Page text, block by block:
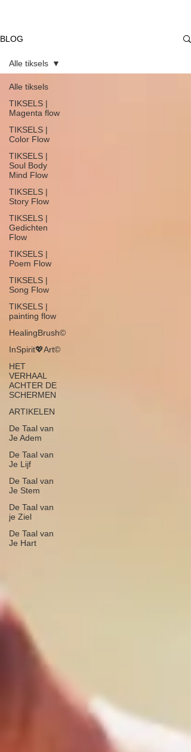
BLOG
Alle tiksels
TIKSELS |
Magenta flow
TIKSELS |
Color Flow
TIKSELS |
Soul Body
Mind Flow
TIKSELS |
Story Flow
TIKSELS |
Gedichten
Flow
TIKSELS |
Poem Flow
TIKSELS |
Song Flow
TIKSELS |
painting flow
HealingBrush©
InSpirit💖Art©
HET
VERHAAL
ACHTER DE
SCHERMEN
ARTIKELEN
De Taal van
Je Adem
De Taal van
Je Lijf
De Taal van
Je Stem
De Taal van
je Ziel
De Taal van
Je Hart
Alle tiksels